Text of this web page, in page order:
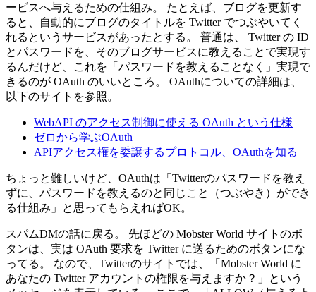
ービスへ与えるための仕組み。 たとえば、ブログを更新す
ると、自動的にブログのタイトルを Twitter でつぶやいてく
れるというサービスがあったとする。 普通は、 Twitter の ID
とパスワードを、そのブログサービスに教えることで実現す
るんだけど、これを「パスワードを教えることなく」実現で
きるのが OAuth のいいところ。 OAuthについての詳細は、
以下のサイトを参照。
WebAPI のアクセス制御に使える OAuth という仕様
ゼロから学ぶOAuth
APIアクセス権を委譲するプロトコル、OAuthを知る
ちょっと難しいけど、OAuthは「Twitterのパスワードを教え
ずに、パスワードを教えるのと同じこと（つぶやき）ができ
る仕組み」と思ってもらえればOK。
スパムDMの話に戻る。 先ほどの Mobster World サイトのボ
タンは、実は OAuth 要求を Twitter に送るためのボタンにな
ってる。 なので、Twitterのサイトでは、「Mobster World に
あなたの Twitter アカウントの権限を与えますか？」という